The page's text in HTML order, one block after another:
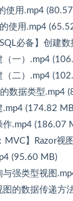
使用.mp4
使用.mp4
必备】创建数
一）.mp4
二）.mp4
数据类型.mp4
(174.82
.mp4 (186.07
】Razor视
(95.60 MB)
强类型视图
的数据传递方